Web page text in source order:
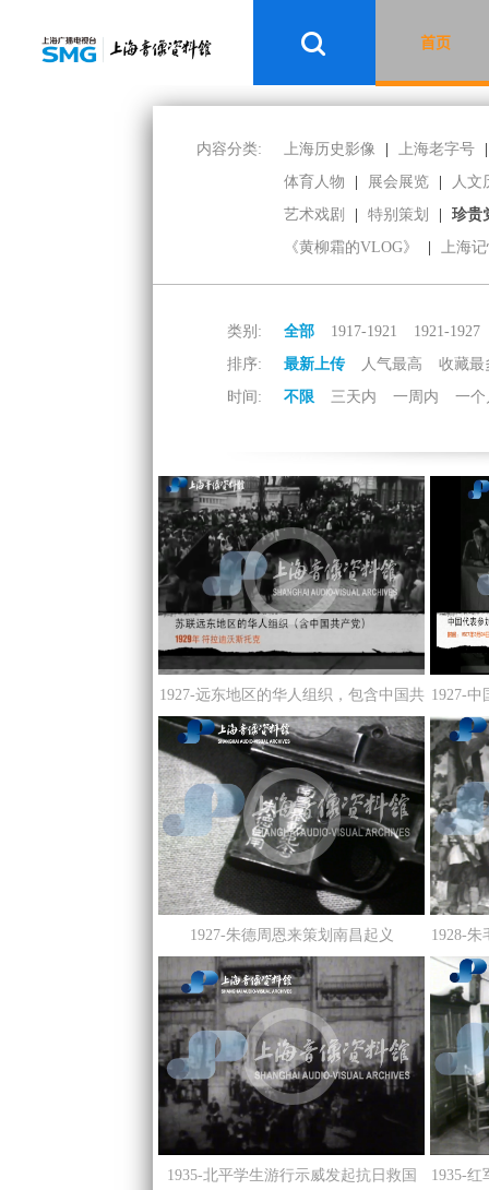
首页
内容分类: 上海历史影像 上海老字号
体育人物
展会展览
人文
艺术戏剧
特别策划
珍贵
《黄柳霜的VLOG》
上海
类别: 全部 1917-1921
1921-1927
排序:
最新上传 人气最高
收藏最
时间:
不限 三天内 一周内 一个
1927-远东地区的华人组织，包含中国共
产党组织
1927-
1927-朱德周恩来策划南昌起义 1928-
1935-北平学生游行示威发起抗日救国 1935-